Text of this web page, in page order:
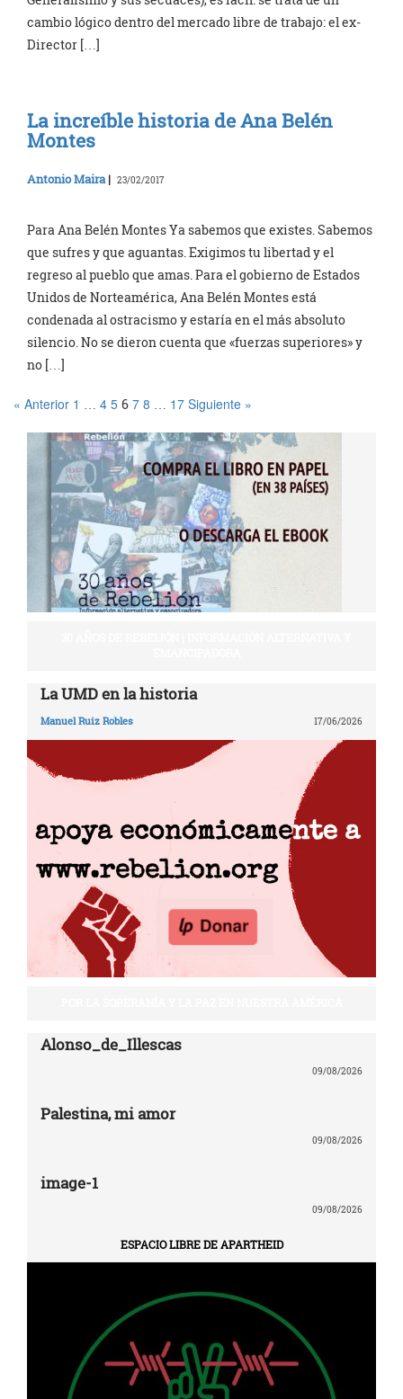
cambio lógico dentro del mercado libre de trabajo: el ex-
Director […]
La increíble historia de Ana Belén
Montes
Antonio Maira | 23/02/2017
Para Ana Belén Montes Ya sabemos que existes. Sabemos
que sufres y que aguantas. Exigimos tu libertad y el
regreso al pueblo que amas. Para el gobierno de Estados
Unidos de Norteamérica, Ana Belén Montes está
condenada al ostracismo y estaría en el más absoluto
silencio. No se dieron cuenta que «fuerzas superiores» y
no […]
« Anterior 1 4 5 6 7 8 17 Siguiente »
La UMD en la historia
Manuel Ruiz Robles 17/06/2026
Alonso_de_Illescas
09/08/2026
Palestina, mi amor
09/08/2026
image-1
09/08/2026
ESPACIO LIBRE DE APARTHEID